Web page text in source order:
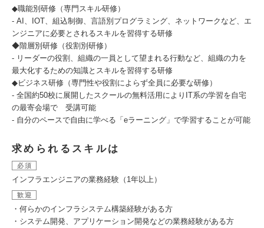
◆職能別研修（専門スキル研修）
- AI、IOT、組込制御、言語別プログラミング、ネットワークなど、エ
ンジニアに必要とされるスキルを習得する研修
◆階層別研修（役割別研修）
- リーダーの役割、組織の一員として望まれる行動など、組織の力を
最大化するための知識とスキルを習得する研修
◆ビジネス研修（専門性や役割によらず全員に必要な研修）
- 全国約50校に展開したスクールの無料活用によりIT系の学習を自宅
の最寄会場で 受講可能
- 自分のペースで自由に学べる「eラーニング」で学習することが可能
求められるスキルは
必須
インフラエンジニアの業務経験（1年以上）
歓迎
・何らかのインフラシステム構築経験がある方
・システム開発、アプリケーション開発などの業務経験がある方